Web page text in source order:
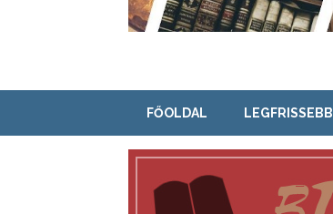
FŐOLDAL LEGFRISSEBB